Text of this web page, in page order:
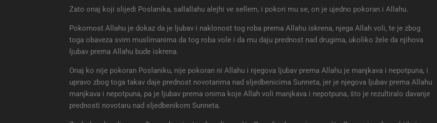
Zato onaj koji slijedi Poslanika, sallallahu alejhi ve sellem, i pokori mu se, on je ujedno pokoran i Allahu.
Pokornost Allahu je dokaz da je ljubav i naklonost tog roba prema Allahu iskrena, njega Allah voli, te je zbog
toga obaveza svim muslimanima da tog roba vole i da mu daju prednost nad drugima, ukoliko žele da njihova
ljubav prema Allahu bude iskrena.
Onaj ko nije pokoran Poslaniku, nije pokoran ni Allahu i njegova ljubav prema Allahu je manjkava i nepotpuna, i
upravo zbog toga takav daje prednost novotarima nad sljedbenicima Sunneta, jer je njegova ljubav prema Allahu
manjkava i nepotpuna, pa je ljubav prema onima koje Allah voli manjkava i nepotpuna, što je rezultiralo davanje
prednosti novotaru nad sljedbenikom Sunneta.